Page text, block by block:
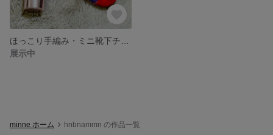
展示中
minne ホーム hnbnammn の作品一覧